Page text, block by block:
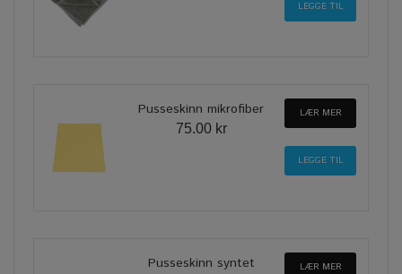
Pusseskinn mikrofiber
75.00 kr
LÆR MER
Pusseskinn syntet LÆR MER